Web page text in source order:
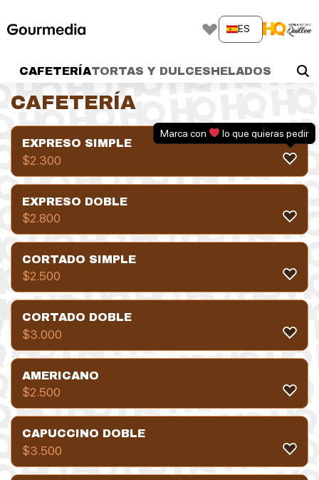
content
ES
CAFETERÍATORTAS Y DULCESHELADOS
CAFETERÍA
EXPRESO SIMPLE
$2.300
EXPRESO DOBLE
$2.800
CORTADO SIMPLE
$2.500
CORTADO DOBLE
$3.000
AMERICANO
$2.500
CAPUCCINO DOBLE
$3.500
Marca con lo que quieras pedir